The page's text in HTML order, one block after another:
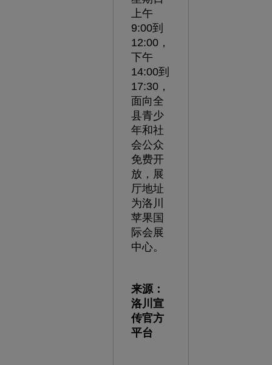
上午
9:00到
12:00，
下午
14:00到
17:30，
面向全
县青少
年和社
会公众
免费开
放，展
厅地址
为洛川
苹果国
际会展
中心。
来源：
洛川宣
传官方
平台